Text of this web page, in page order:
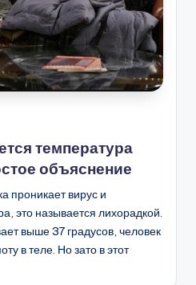
температура
объяснение
проникает вирус и
это называется лихорадкой.
выше 37 градусов, человек
в теле. Но зато в этот